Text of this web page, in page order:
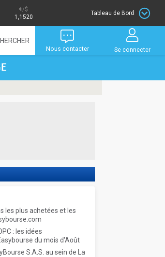
/$
1,1520
Tableau de Bord
Nous contacter Se connecter
les plus achetées et les
: les idées
du mois d'Août
S.A.S. au sein de La